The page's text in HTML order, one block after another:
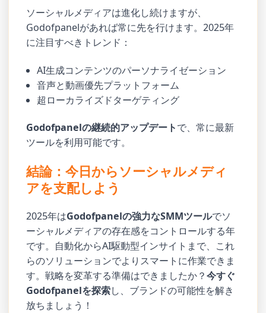
ソーシャルメディアは進化し続けますが、
Godofpanelがあれば常に先を行けます。2025年
に注目すべきトレンド：
AI生成コンテンツのパーソナライゼーション
音声と動画優先プラットフォーム
超ローカライズドターゲティング
Godofpanelの継続的アップデートで、常に最新
ツールを利用可能です。
結論：今日からソーシャルメディ
アを支配しよう
2025年はGodofpanelの強力なSMMツールでソ
ーシャルメディアの存在感をコントロールする年
です。自動化からAI駆動型インサイトまで、これ
らのソリューションでよりスマートに作業できま
す。戦略を変革する準備はできましたか？今すぐ
Godofpanelを探索し、ブランドの可能性を解き
放ちましょう！